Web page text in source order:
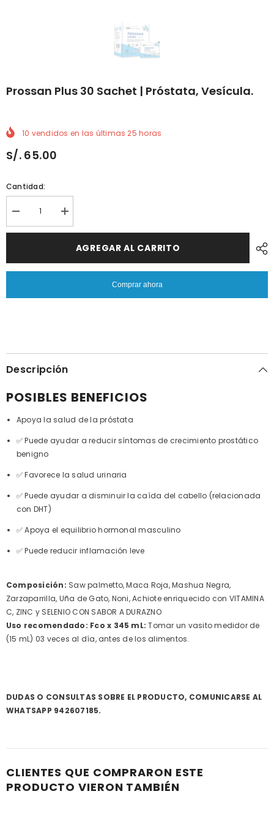
Prossan Plus 30 Sachet | Próstata, Vesícula.
10 vendidos en las últimas25 horas
S/. 65.00
Cantidad:
Reducir
cantidad
porProssan
|
Aumentar
cantidad
por
Plus
sachet
Vesícula.
AGREGAR AL CARRITO
Comprar ahora
Descripción
POSIBLES BENEFICIOS
Apoya la salud de la próstata
✅ Puede ayudar a reducir síntomas de crecimiento prostático
benigno
✅ Favorece la salud urinaria
✅ Puede ayudar a disminuir la caída del cabello (relacionada
con DHT)
✅ Apoya el equilibrio hormonal masculino
✅ Puede reducir inflamación leve
Composición: Saw palmetto, Maca Roja, Mashua Negra,
Zarzaparrilla, Uña de Gato, Noni, Achiote enriquecido con VITAMINA
C, ZINC y SELENIO CON SABOR A DURAZNO
Uso recomendado: Fco x 345 mL: Tomar un vasito medidor de
(15 mL) 03 veces al día, antes de los alimentos.
DUDAS O CONSULTAS SOBRE EL PRODUCTO, COMUNICARSE AL
WHATSAPP 942607185.
CLIENTES QUE COMPRARON ESTE
PRODUCTO VIERON TAMBIÉN